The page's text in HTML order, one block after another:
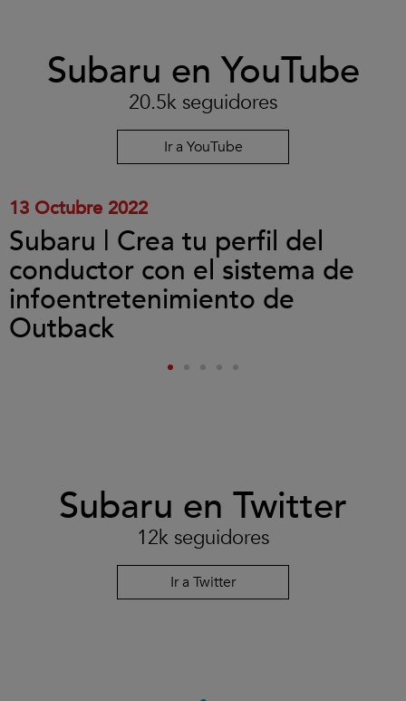
Subaru en YouTube
20.5k seguidores
Ir a YouTube
aceptar
13 Octubre 2022
Subaru | Crea tu perfil del
conductor con el sistema de
infoentretenimiento de
Outback
Subaru en Twitter
12k seguidores
Ir a Twitter